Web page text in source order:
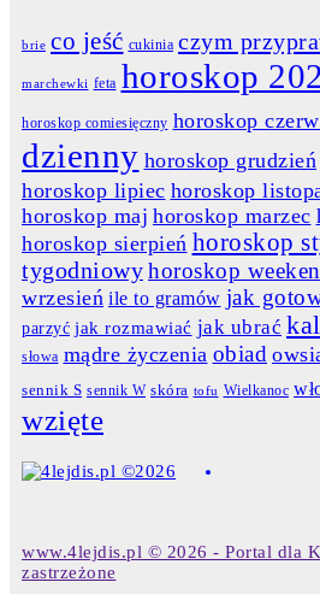
brie co jeść cukinia czym
marchewki feta horoskop
horoskop comiesięczny horoskop
dzienny horoskop grudzień
horoskop lipiec horoskop
horoskop maj horoskop marzec
horoskop sierpień horoskop
tygodniowyhoroskop
wrzesień ile to gramów jak
parzyć jak rozmawiać jak ubrać
słowa mądre życzenia obiad
sennik S sennik W skóra tofu Wielkanoc
wzięte
www.4lejdis.pl © 2026 - Portal dla
zastrzeżone